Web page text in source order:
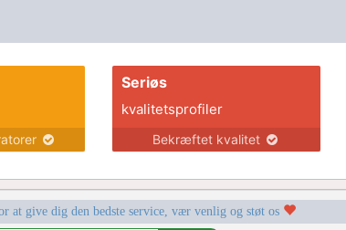
Seriøs
kvalitetsprofiler
Bekræftet kvalitet
at give dig den bedste service, vær venlig og støt os